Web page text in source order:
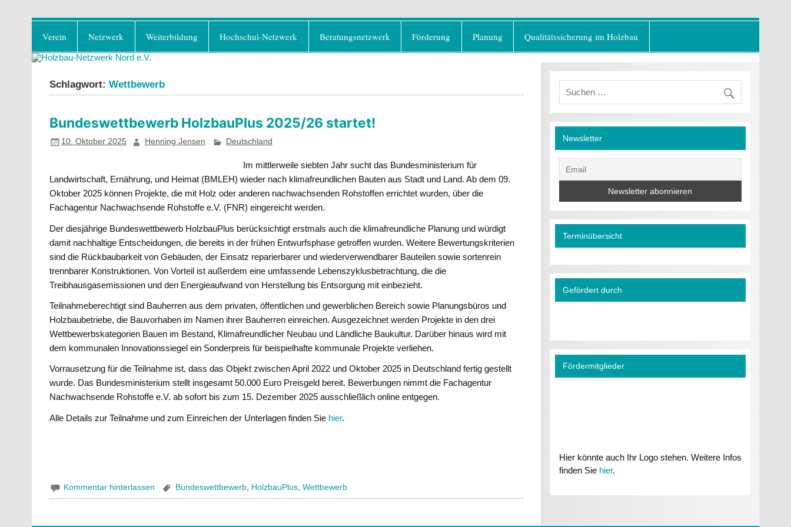
Holzbau-Netzwerk Nord e.V.
Förderung von Bildung im Themenfeld "Holz als klimafreundlicher und ressourcenschonender Baustoff"
Verein Netzwerk Weiterbildung Hochschul-Netzwerk Beratungsnetzwerk Förderung Planung Qualitätssicherung im Holzbau
Schlagwort:Wettbewerb
Bundeswettbewerb HolzbauPlus 2025/26 startet!
10. Oktober 2025 Henning Jensen Deutschland
Im mittlerweile siebten Jahr sucht das Bundesministerium für
Landwirtschaft, Ernährung, und Heimat (BMLEH) wieder nach klimafreundlichen Bauten aus Stadt und Land. Ab dem 09.
Oktober 2025 können Projekte, die mit Holz oder anderen nachwachsenden Rohstoffen errichtet wurden, über die
Fachagentur Nachwachsende Rohstoffe e.V. (FNR) eingereicht werden.
Der diesjährige Bundeswettbewerb HolzbauPlus berücksichtigt erstmals auch die klimafreundliche Planung und würdigt
damit nachhaltige Entscheidungen, die bereits in der frühen Entwurfsphase getroffen wurden. Weitere Bewertungskriterien
sind die Rückbaubarkeit von Gebäuden, der Einsatz reparierbarer und wiederverwendbarer Bauteilen sowie sortenrein
trennbarer Konstruktionen. Von Vorteil ist außerdem eine umfassende Lebenszyklusbetrachtung, die die
Treibhausgasemissionen und den Energieaufwand von Herstellung bis Entsorgung mit einbezieht.
Teilnahmeberechtigt sind Bauherren aus dem privaten, öffentlichen und gewerblichen Bereich sowie Planungsbüros und
Holzbaubetriebe, die Bauvorhaben im Namen ihrer Bauherren einreichen. Ausgezeichnet werden Projekte in den drei
Wettbewerbskategorien Bauen im Bestand, Klimafreundlicher Neubau und Ländliche Baukultur. Darüber hinaus wird mit
dem kommunalen Innovationssiegel ein Sonderpreis für beispielhafte kommunale Projekte verliehen.
Vorrausetzung für die Teilnahme ist, dass das Objekt zwischen April 2022 und Oktober 2025 in Deutschland fertig gestellt
wurde. Das Bundesministerium stellt insgesamt 50.000 Euro Preisgeld bereit. Bewerbungen nimmt die Fachagentur
Nachwachsende Rohstoffe e.V. ab sofort bis zum 15. Dezember 2025 ausschließlich online entgegen.
Alle Details zur Teilnahme und zum Einreichen der Unterlagen finden Sie hier.
Kommentar hinterlassen Bundeswettbewerb, HolzbauPlus, Wettbewerb
Newsletter
Terminübersicht
Gefördert durch
Fördermitglieder
Hier könnte auch Ihr Logo stehen. Weitere Infos
finden Sie hier.